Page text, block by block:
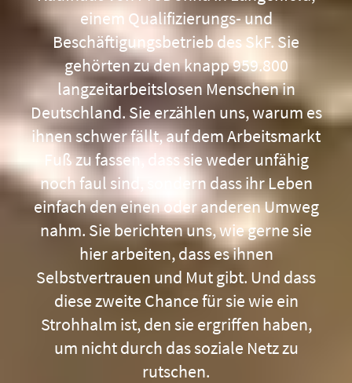
einem Qualifizierungs- und
Beschäftigungsbetrieb des SkF. Sie
gehörten zu den knapp 959.800
langzeitarbeitslosen Menschen in
Deutschland. Sie erzählen uns, warum es
ihnen schwer fällt, auf dem Arbeitsmarkt
Fuß zu fassen, dass sie weder unfähig
noch faul sind, sondern dass ihr Leben
einfach den einen oder anderen Umweg
nahm. Sie berichten uns, wie gerne sie
hier arbeiten, dass es ihnen
Selbstvertrauen und Mut gibt. Und dass
diese zweite Chance für sie wie ein
Strohhalm ist, den sie ergriffen haben,
um nicht durch das soziale Netz zu
rutschen.